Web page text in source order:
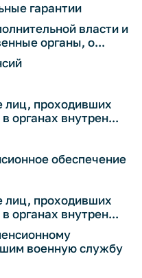
гарантии
власти и
органы, о...
лиц, проходивших
органах внутрен...
обеспечение
лиц, проходивших
органах внутрен...
военную службу